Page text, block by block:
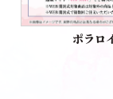
ポラロ